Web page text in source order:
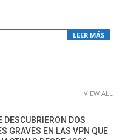
LEER MÁS
VIEW ALL
DESCUBRIERON DOS
GRAVES EN LAS VPN QUE